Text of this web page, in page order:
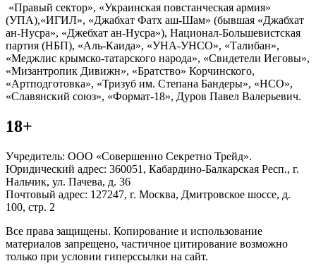
«Правый сектор», «Украинская повстанческая армия»
(УПА),«ИГИЛ», «Джабхат Фатх аш-Шам» (бывшая «Джабхат
ан-Нусра», «Джебхат ан-Нусра»), Национал-Большевистская
партия (НБП), «Аль-Каида», «УНА-УНСО», «Талибан»,
«Меджлис крымско-татарского народа», «Свидетели Иеговы»,
«Мизантропик Дивижн», «Братство» Корчинского,
«Артподготовка», «Тризуб им. Степана Бандеры», «НСО»,
«Славянский союз», «Формат-18», Дуров Павел Валерьевич.
18+
Учредитель: ООО «Совершенно Секретно Трейд».
Юридический адрес: 360051, Кабардино-Балкарская Респ., г.
Нальчик, ул. Пачева, д. 36
Почтовый адрес: 127247, г. Москва, Дмитровское шоссе, д.
100, стр. 2
Все права защищены. Копирование и использование
материалов запрещено, частичное цитирование возможно
только при условии гиперссылки на сайт.